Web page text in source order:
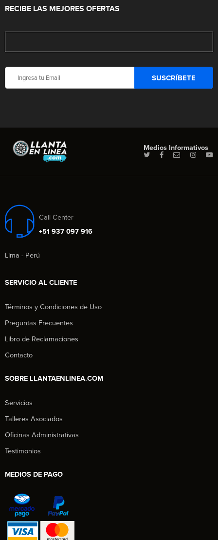
RECIBE LAS MEJORES OFERTAS
Medios Informativos
Call Center
+51 937 097 916
Lima - Perú
SERVICIO AL CLIENTE
Términos y Condiciones de Uso
Preguntas Frecuentes
Libro de Reclamaciones
Contacto
SOBRE LLANTAENLINEA.COM
Servicios
Talleres Asociados
Oficinas Administrativas
Testimonios
MEDIOS DE PAGO